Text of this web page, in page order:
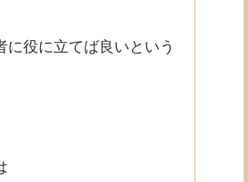
に役に立てば良いという